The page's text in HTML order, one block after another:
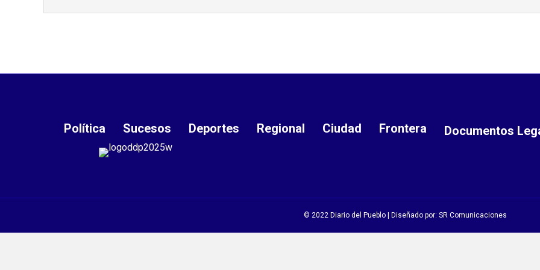
Política Sucesos Deportes Regional Ciudad Frontera Documentos
© 2022 Diario del Pueblo | Diseñado por: SR Comunicaciones